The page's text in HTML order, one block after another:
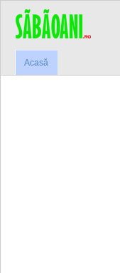
Acasă